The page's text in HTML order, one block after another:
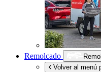
Remolcado
Volver al menú